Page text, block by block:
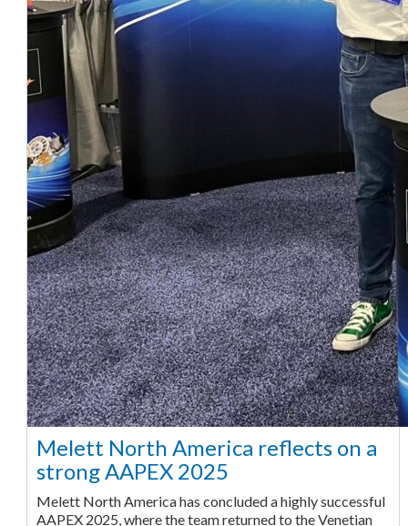
Melett North America reflects on a
strong AAPEX 2025
Melett North America has concluded a highly successful
AAPEX 2025, where the team returned to the Venetian